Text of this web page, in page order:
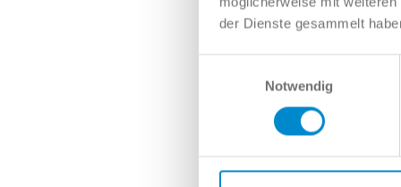
der Dienste gesammelt
Notwendig